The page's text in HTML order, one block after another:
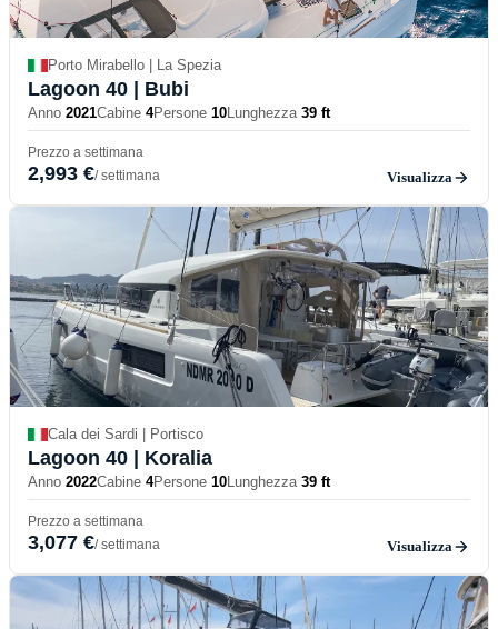
Porto Mirabello | La Spezia
Lagoon 40 | Bubi
Anno 2021Cabine 4Persone 10Lunghezza 39 ft
Prezzo a settimana
2,993 €/ settimana Visualizza
Cala dei Sardi | Portisco
Lagoon 40 | Koralia
Anno 2022Cabine 4Persone 10Lunghezza 39 ft
Prezzo a settimana
3,077 €/ settimana Visualizza